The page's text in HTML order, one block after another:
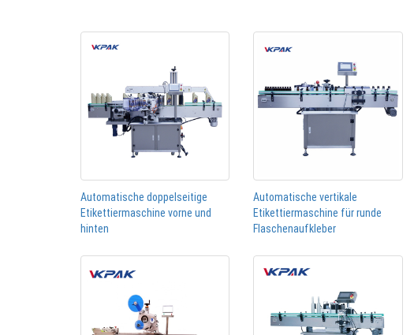
Automatische doppelseitige
Etikettiermaschine vorne und
hinten
Automatische vertikale
Etikettiermaschine für runde
Flaschenaufkleber